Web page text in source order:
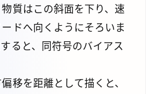
物質はこの斜面を下り、速
ドへ向くようにそろいま
ると、同符号のバイアス
偏移を距離として描くと、